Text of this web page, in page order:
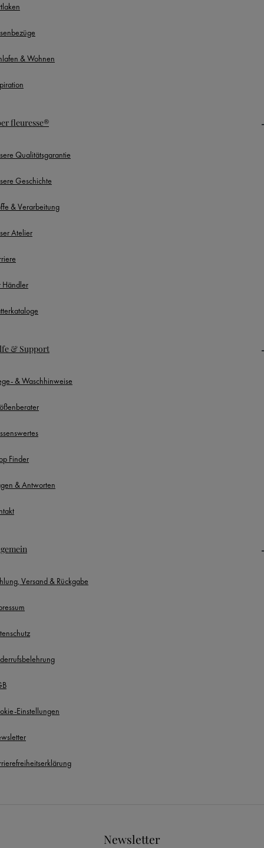
& Wohnen
fleuresse®
Qualitätsgarantie
Geschichte
& Verarbeitung
Atelier
Händler
& Support
& Waschhinweise
Finder
& Antworten
Versand & Rückgabe
Einstellungen
Newsletter